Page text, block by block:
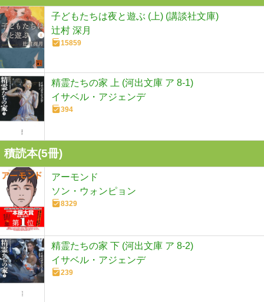
子どもたちは夜と遊ぶ (上) (講談社文庫)
辻村 深月
15859
精霊たちの家 上 (河出文庫 ア 8-1)
イサベル・アジェンデ
394
積読本(5冊)
アーモンド
ソン・ウォンピョン
8329
精霊たちの家 下 (河出文庫 ア 8-2)
イサベル・アジェンデ
239